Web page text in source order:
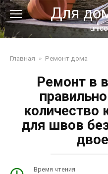
Перейти
к
контенту
Для
Главная » Ремонт дома
Ремонт в
количество
для швов
Время чтения